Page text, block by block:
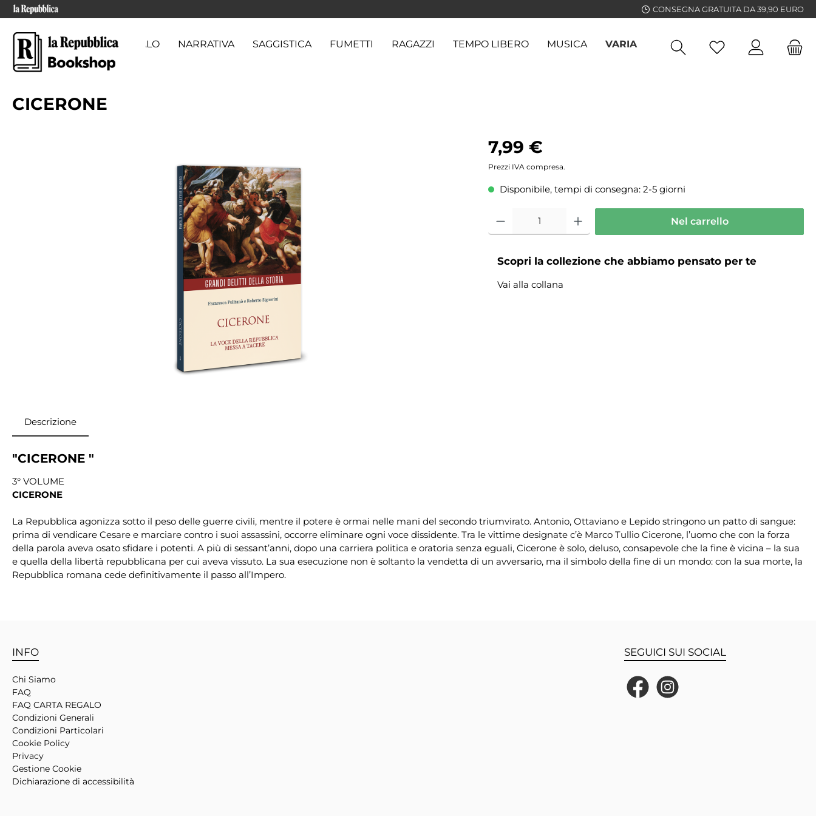
CONSEGNA GRATUITA DA 39,90 EURO
CARTA REGALO NARRATIVA SAGGISTICA FUMETTI RAGAZZI TEMPO LIBERO MUSICA VARIA GUIDE
CICERONE
7,99 €
Prezzi IVA compresa.
Disponibile, tempi di consegna: 2-5 giorni
Nel carrello
Scopri la collezione che abbiamo pensato per te
Vai alla collana
Descrizione
"CICERONE "
3° VOLUME
CICERONE
La Repubblica agonizza sotto il peso delle guerre civili, mentre il potere è ormai nelle mani del secondo triumvirato. Antonio, Ottaviano e Lepido stringono un patto di sangue:
prima di vendicare Cesare e marciare contro i suoi assassini, occorre eliminare ogni voce dissidente. Tra le vittime designate c’è Marco Tullio Cicerone, l’uomo che con la forza
della parola aveva osato sfidare i potenti. A più di sessant’anni, dopo una carriera politica e oratoria senza eguali, Cicerone è solo, deluso, consapevole che la fine è vicina – la sua
e quella della libertà repubblicana per cui aveva vissuto. La sua esecuzione non è soltanto la vendetta di un avversario, ma il simbolo della fine di un mondo: con la sua morte, la
Repubblica romana cede definitivamente il passo all’Impero.
INFO
Chi Siamo
FAQ
FAQ CARTA REGALO
Condizioni Generali
Condizioni Particolari
Cookie Policy
Privacy
Gestione Cookie
Dichiarazione di accessibilità
SEGUICI SUI SOCIAL